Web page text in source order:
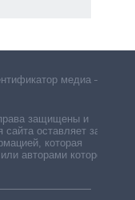
медиа –
защищены и
оставляет за
которая
авторами которой